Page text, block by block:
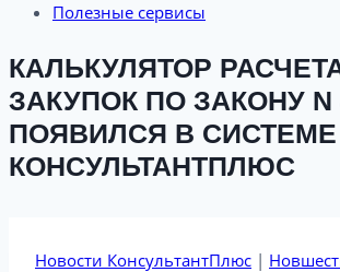
Полезные сервисы
КАЛЬКУЛЯТОР
ЗАКУПОК ПО ЗАКОНУ N
ПОЯВИЛСЯ В СИСТЕМЕ
КОНСУЛЬТАНТПЛЮС
Новости КонсультантПлюс |